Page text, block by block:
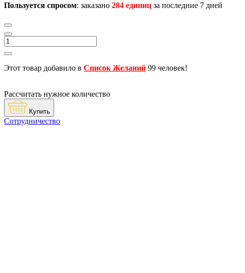
Пользуется спросом: заказано 284 единиц за последние 7 дней
Этот товар добавило в Список Желаний 99 человек!
Рассчитать нужное количество
Купить
Сотрудничество